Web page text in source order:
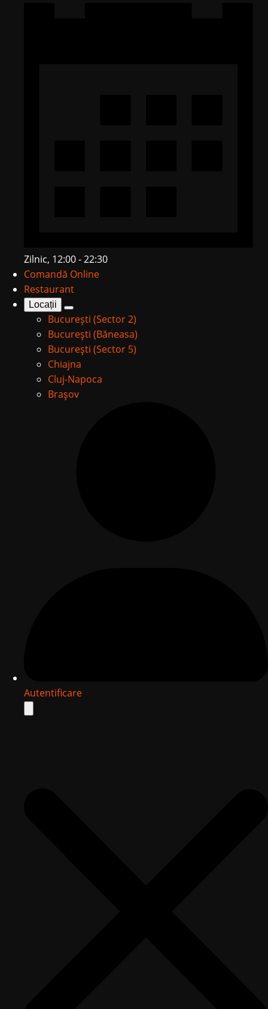
Zilnic, 12:00 - 22:30
Comandă Online
Restaurant
Locații
București (Sector 2)
București (Băneasa)
București (Sector 5)
Chiajna
Cluj-Napoca
Brașov
Autentificare